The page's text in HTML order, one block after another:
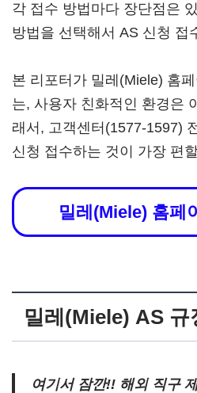
각 접수 방법마다 장단점은
방법을 선택해서 AS 신청 접
본 리포터가 밀레(Miele) 홈
는, 사용자 친화적인 환경은
래서, 고객센터(1577-1597)
신청 접수하는 것이 가장 편
밀레(Miele) 홈페
밀레(Miele) AS 규
여기서 잠깐!! 해외 직구